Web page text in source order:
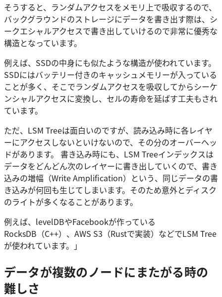
そうすると、ランダムアクセスをメモリ上で吸収するので、
バックグラウンドのストレージにデータを書き出す際は、シ
ークエシャルアクセスで書き出していけるので非常に優秀な
構造となっています。
例えば、SSDの中身にも似たような構造が使われています。
SSDにはバッテリー付きのキャッシュメモリーが入っている
ことが多く、そこでランダムアクセスを吸収してからシーケ
ンシャルアクセスに変換し、セルの寿命を延ばす工夫もされ
ています。
ただ、LSM Treeは面白いのですが、読み込み時に各レイヤ
ーにアクセスしないといけないので、その分のオーバーヘッ
ドがあります。 書き込み時にも、LSM Treeインデックスは
データをどんどん次のレイヤーに書き出していくので、書き
込みの増幅（Write Amplification）という、同じデータの書
き込みが何回も生じてしまいます。そのため意外とディスク
のライトが多くなることがあります。
例えば、levelDBやFacebookが作っている
RocksDB（C++）、AWS S3（Rustで実装）などでLSM Tree
が使われています。」
データが複数のノードにまたがる時の
難しさ